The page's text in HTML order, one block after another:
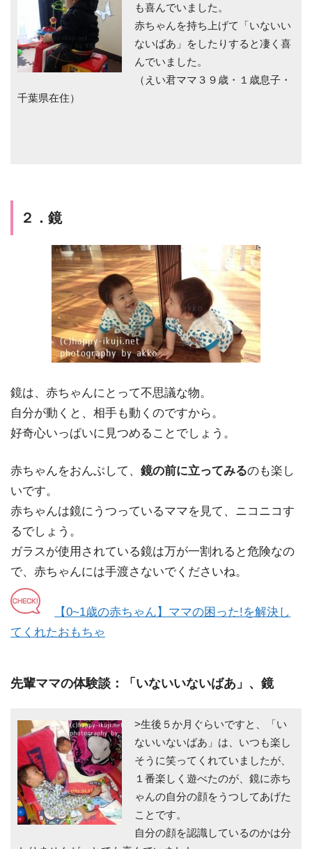
も喜んでいました。
赤ちゃんを持ち上げて「いないい
ないばあ」をしたりすると凄く喜
んでいました。
（えい君ママ３９歳・１歳息子・
千葉県在住）
２．鏡
鏡は、赤ちゃんにとって不思議な物。
自分が動くと、相手も動くのですから。
好奇心いっぱいに見つめることでしょう。
赤ちゃんをおんぶして、 鏡の前に立ってみるのも楽し
いです。
赤ちゃんは鏡にうつっているママを見て、ニコニコす
るでしょう。
ガラスが使用されている鏡は万が一割れると危険なの
で、赤ちゃんには手渡さないでくださいね。
【0~1歳の赤ちゃん】ママの困った!を解決し
てくれたおもちゃ
先輩ママの体験談：「いないいないばあ」、鏡
>生後５か月ぐらいですと、「い
ないいないばあ」は、いつも楽し
そうに笑ってくれていましたが、
１番楽しく遊べたのが、鏡に赤ち
ゃんの自分の顔をうつしてあげた
ことです。
自分の顔を認識しているのかは分